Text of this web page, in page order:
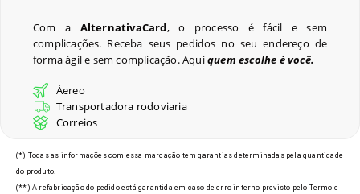
Modelos de Crachás em
Com a AlternativaCard, o processo é fácil e sem
complicações. Receba seus pedidos no seu endereço de
forma ágil e sem complicação. Aquiquem escolhe é você.
Áereo
Transportadora rodoviaria
Correios
(*) Todas as informações com essa marcação tem garantias determinadas pela quantidade
do produto.
(**) A refabricação do pedido está garantida em caso de erro interno previsto pelo Termo e